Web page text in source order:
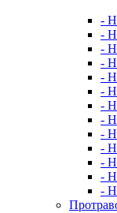
-
-
-
-
-
-
-
-
-
-
-
-
-